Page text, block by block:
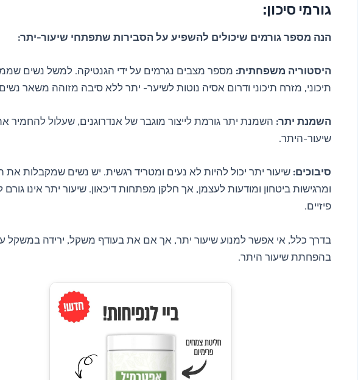
גורמי סיכון:
הנה מספר גורמים שיכולים להשפיע על הסבירות שתפתחי שיעור-יתר:
היסטוריה משפחתית: מספר מצבים נגרמים על ידי הגנטיקה. למשל נשים
תיכוני, מזרח תיכוני ודרום אסיה נוטות לשיער- יתר ללא סיבה מזוהה משאר
השמנת יתר: השמנת יתר גורמת לייצור מוגבר של אנדרוגנים, שעלול להחמיר
שיעור-היתר.
סיבוכים: שיעור יתר יכול להיות לא נעים ומטריד רגשית. יש נשים שמקבלות את
ומרגישות ביטחון ומודעות לעצמן, אך חלקן מפתחות דיכאון. שיעור יתר אינו גורם
פיזיים.
בדרך כלל, אי אפשר למנוע שיעור יתר, אך אם את בעודף משקל, ירידה במשקל
בהפחתת שיעור היתר.